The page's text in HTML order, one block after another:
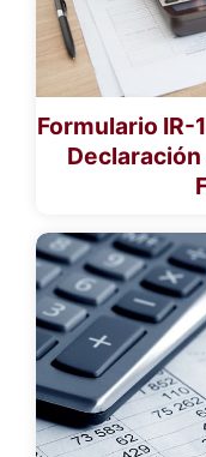
Formulario IR-
Declaración